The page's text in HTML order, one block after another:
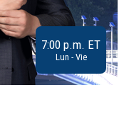
7:00 p.m. ET
Lun - Vie